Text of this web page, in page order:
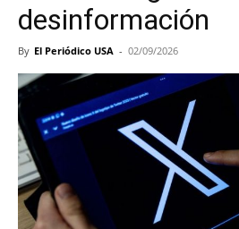
desinformación
By El Periódico USA - 02/09/2026